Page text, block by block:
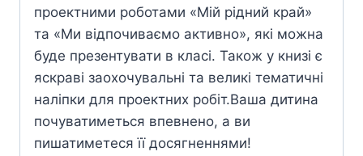
проектними роботами «Мій рідний край»
та «Ми відпочиваємо активно», які можна
буде презентувати в класі. Також у книзі є
яскраві заохочувальні та великі тематичні
наліпки для проектних робіт.Ваша дитина
почуватиметься впевнено, а ви
пишатиметеся її досягненнями!